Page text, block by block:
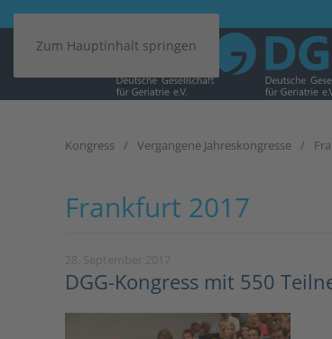
Zum Hauptinhalt springen
Kongress Vergangene Jahreskongresse
Frankfurt 2017
DGG-Kongress mit 550